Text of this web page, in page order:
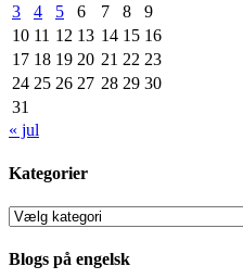
3
4 5 6 7 8
9
10 11 12 13 14 15 16
17 18 19 20 21 22 23
24 25 26 27 28 29 30
31
« jul
Kategorier
Kategorier
Blogs på engelsk